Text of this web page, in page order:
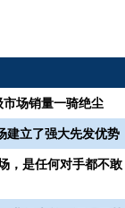
场销量一骑绝尘
建立了强大先发优势
，是任何对手都不敢